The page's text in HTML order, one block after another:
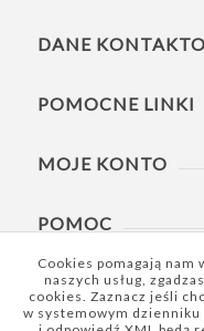
DANE
POMOCNE LINKI
MOJE KONTO
POMOC
DZWOŃ W
Cookies pomagają nam
naszych usług,
cookies. Zaznacz jeśli
w systemowym